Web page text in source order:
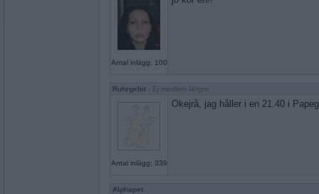
Antal inlägg: 100
Ruhrgebit - Ej medlem längre
Antal inlägg: 339
Okejrå, jag håller i en 21.40 i
Alphapet